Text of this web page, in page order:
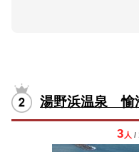
湯野浜温泉 愉
3 人 /